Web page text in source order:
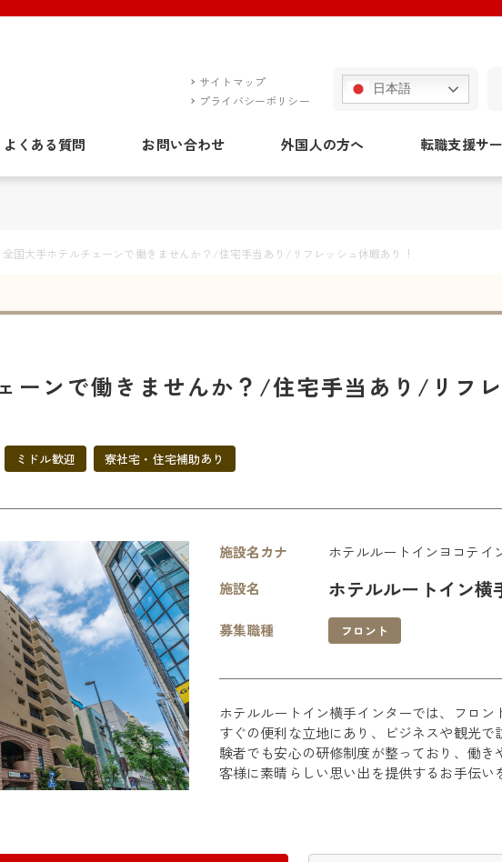
サイトマップ
プライバシーポリシー
日本語
よくある質問 お問い合わせ 外国人の方へ 転職支援サ
全国大手ホテルチェーンで働きませんか？/住宅手当あり/リフレッシュ休暇あり！
ーンで働きませんか？/住宅手当あり/リフ
ミドル歓迎 寮社宅・住宅補助あり
施設名カナ
ホテルルートインヨコテイ
施設名
ホテルルートイン横
募集職種 フロント
ホテルルートイン横手インターでは、フロ
すぐの便利な立地にあり、ビジネスや観光
験者でも安心の研修制度が整っており、働
客様に素晴らしい思い出を提供するお手伝い